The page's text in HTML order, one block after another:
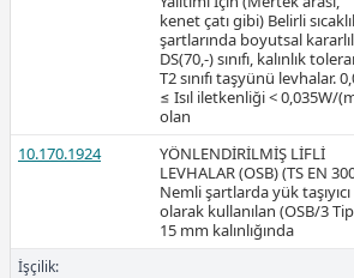
Ücretli
2.983,09
kenet çatı gibi) Belirli
şartlarında boyutsal
DS(70,-) sınıfı, kalınlık
T2 sınıfı taşyünü levhalar.
≤ Isıl iletkenliği < 0,035W/
olan
10.170.1924
YÖNLENDİRİLMİŞ LİFLİ
LEVHALAR (OSB) (TS EN
Nemli şartlarda yük taşıyıcı
olarak kullanılan (OSB/3
15 mm kalınlığında
İşçilik: